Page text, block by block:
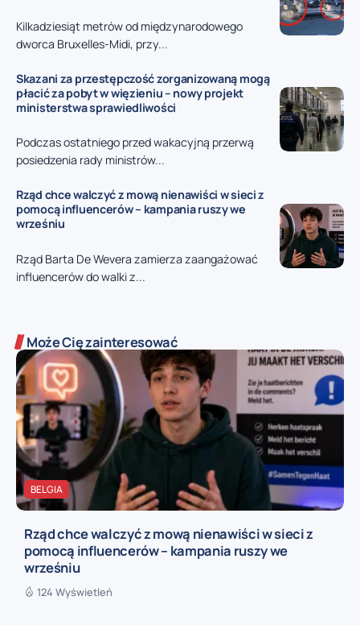
Kilkadziesiąt metrów od międzynarodowego
dworca Bruxelles-Midi, przy...
Skazani za przestępczość zorganizowaną mogą
płacić za pobyt w więzieniu – nowy projekt
ministerstwa sprawiedliwości
Podczas ostatniego przed wakacyjną przerwą
posiedzenia rady ministrów...
Rząd chce walczyć z mową nienawiści w sieci z
pomocą influencerów – kampania ruszy we
wrześniu
Rząd Barta De Wevera zamierza zaangażować
influencerów do walki z...
Może Cię zainteresować
BELGIA
Rząd chce walczyć z mową nienawiści w sieci z
pomocą influencerów – kampania ruszy we
wrześniu
124 Wyświetleń